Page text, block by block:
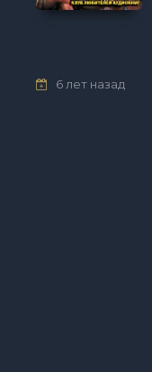
6 лет назад